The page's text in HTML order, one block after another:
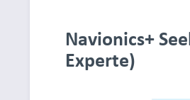
Navionics+
Experte)